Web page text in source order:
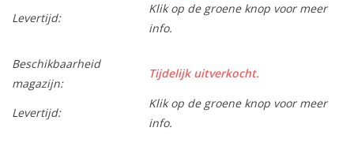
Levertijd:
Klik op de groene knop voor meer
info.
Beschikbaarheid
magazijn:
Tijdelijk uitverkocht.
Levertijd:
Klik op de groene knop voor meer
info.